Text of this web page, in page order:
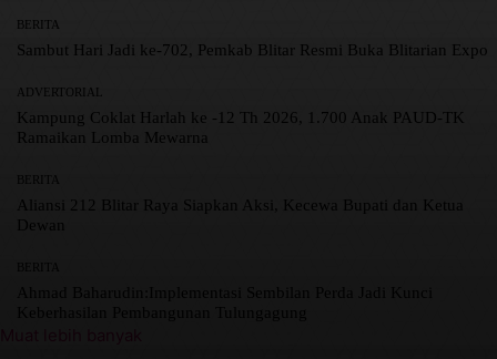
BERITA
Sambut Hari Jadi ke-702, Pemkab Blitar Resmi Buka Blitarian Expo
ADVERTORIAL
Kampung Coklat Harlah ke -12 Th 2026, 1.700 Anak PAUD-TK
Ramaikan Lomba Mewarna
BERITA
Aliansi 212 Blitar Raya Siapkan Aksi, Kecewa Bupati dan Ketua
Dewan